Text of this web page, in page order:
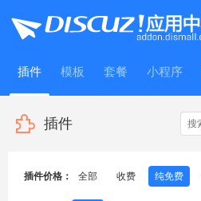
插件 模板 套餐 小程序
WitFrame
插件
插件价格： 全部 收费 纯免费